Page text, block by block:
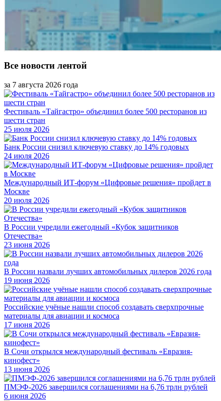
Все новости лентой
за 7 августа 2026 года
Фестиваль «Тайгастро» объединил более 500 ресторанов из
шести стран
25 июля 2026
Банк России снизил ключевую ставку до 14% годовых
24 июля 2026
Международный ИТ-форум «Цифровые решения» пройдет в
Москве
20 июля 2026
В России учредили ежегодный «Кубок защитников
Отечества»
23 июня 2026
В России назвали лучших автомобильных дилеров 2026 года
19 июня 2026
Российские учёные нашли способ создавать сверхпрочные
материалы для авиации и космоса
17 июня 2026
В Сочи открылся международный фестиваль «Евразия-
кинофест»
13 июня 2026
ПМЭФ-2026 завершился соглашениями на 6,76 трлн рублей
6 июня 2026